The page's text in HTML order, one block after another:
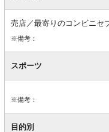
売店／最寄りのコンビニセ
※備考：
スポーツ
※備考：
目的別